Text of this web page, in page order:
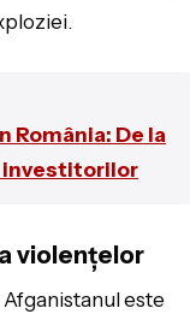
România: De la
investitorilor
violențelor
este